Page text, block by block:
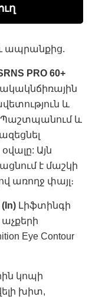
ապրանքից.
PRO 60+
և
Պաշտպանում և
Այն
է մաշկի
առողջ փայլ։
Լիֆտինգի
Eye Contour
կոպի
խիտ,